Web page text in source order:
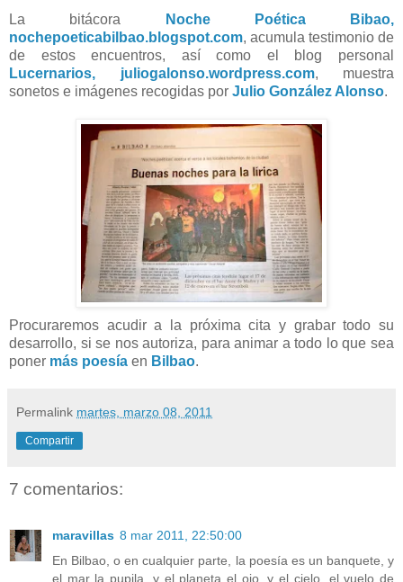
La bitácora
Noche Poética Bibao,
nochepoeticabilbao.blogspot.com, acumula testimonio de
de estos encuentros, así como el blog personal
Lucernarios, juliogalonso.wordpress.com, muestra
sonetos e imágenes recogidas por Julio González Alonso.
Procuraremos acudir a la próxima cita y grabar todo su
desarrollo, si se nos autoriza, para animar a todo lo que sea
poner más poesía en Bilbao.
Permalink martes, marzo 08, 2011
Compartir
7 comentarios:
maravillas 8 mar 2011, 22:50:00
En Bilbao, o en cualquier parte, la poesía es un banquete, y
el mar la pupila, y el planeta el ojo, y el cielo, el vuelo de